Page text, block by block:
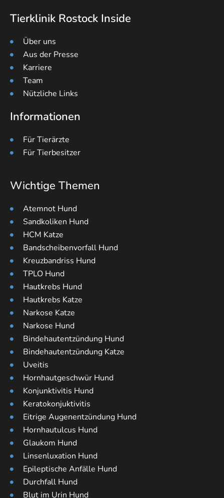
Tierklinik Rostock Inside
Über uns
Aus der Presse
Karriere
Team
Nützliche Links
Informationen
Für Tierärzte
Für Tierbesitzer
Wichtige Themen
Atemnot Hund
Sandkoliken Hund
HCM Katze
Bandscheibenvorfall Hund
Kreuzbandriss Hund
TPLO Hund
Hautkrebs Hund
Hautkrebs Katze
Narkose Katze
Narkose Hund
Bindehautentzündung Hund
Bindehautentzündung Katze
Uveitis
Hornhautgeschwür Hund
Konjunktivitis Hund
Keratokonjuktivitis
Eitrige Augenentzündung Hund
Hornhautulcus Hund
Glaukom Hund
Linsenluxation Hund
Epileptische Anfälle Hund
Durchfall Hund
Blut im Urin Hund